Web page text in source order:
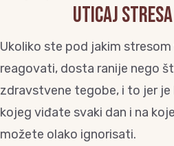
UTICAJ
Ukoliko ste pod jakim stresom
reagovati, dosta ranije nego
zdravstvene tegobe, i to jer je
kojeg viđate svaki dan i na
možete olako ignorisati.